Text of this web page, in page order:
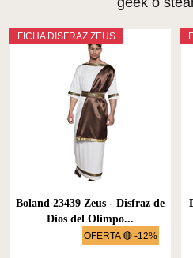
OFERTA 🔴 -12%
FICHA DISFRAZ ZEUS
Boland 23439 Zeus - Disfraz de
Dios del Olimpo...